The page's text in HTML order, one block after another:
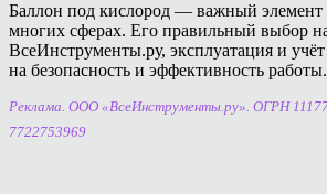
Баллон под кислород — важный элемент
многих сферах. Его правильный выбор
ВсеИнструменты.ру, эксплуатация и
на безопасность и эффективность работы.
Реклама. ООО «ВсеИнструменты.ру». ОГРН
7722753969